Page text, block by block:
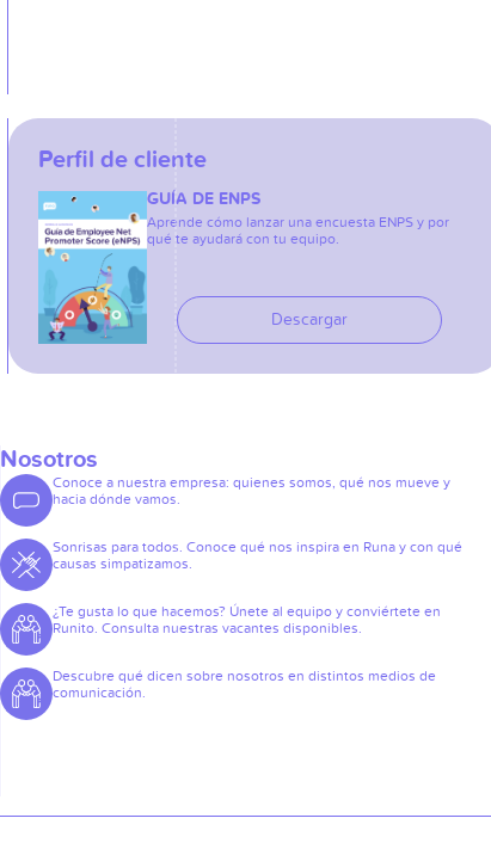
Perfil de cliente
GUÍA DE ENPS
Aprende cómo lanzar una encuesta ENPS y por
qué te ayudará con tu equipo.
Descargar
Nosotros
Conoce a nuestra empresa: quienes somos, qué nos mueve y
hacia dónde vamos.
Sonrisas para todos. Conoce qué nos inspira en Runa y con qué
causas simpatizamos.
¿Te gusta lo que hacemos? Únete al equipo y conviértete en
Runito. Consulta nuestras vacantes disponibles.
Descubre qué dicen sobre nosotros en distintos medios de
comunicación.